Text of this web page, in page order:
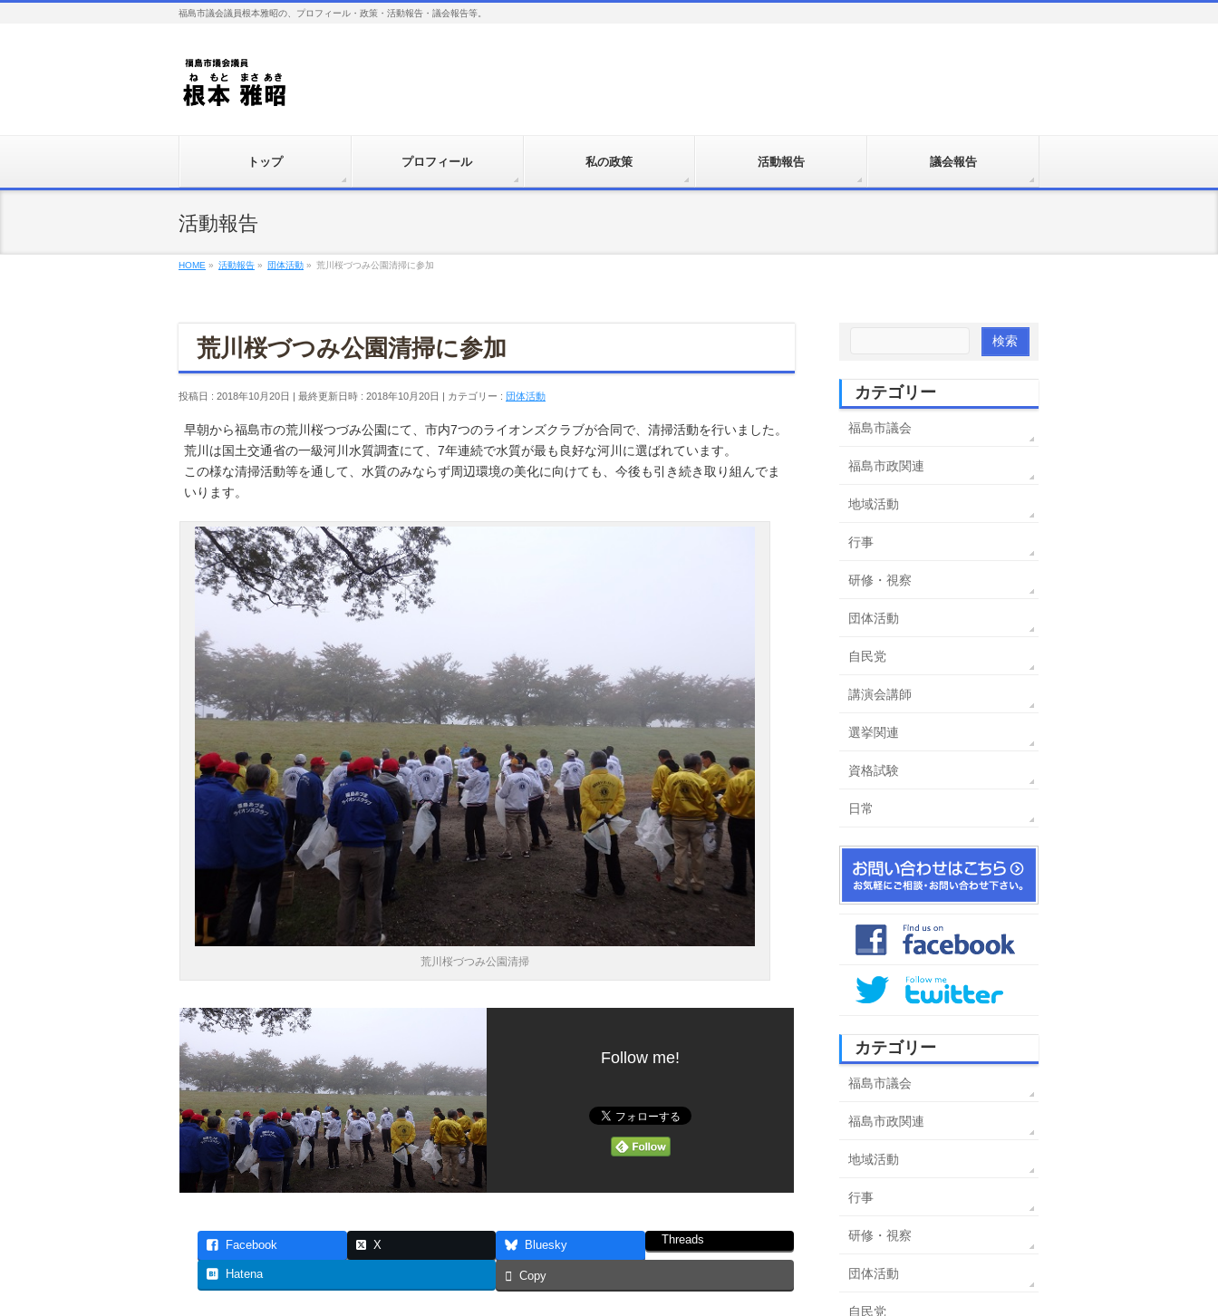
福島市議会議員根本雅昭の、プロフィール・政策・活動報告・議会報告等。
トップ プロフィール 私の政策 活動報告 議会報告
活動報告
HOME » 活動報告 » 団体活動 » 荒川桜づつみ公園清掃に参加
荒川桜づつみ公園清掃に参加
投稿日 : 2018年10月20日 最終更新日時 : 2018年10月20日 カテゴリー : 団体活動
早朝から福島市の荒川桜つづみ公園にて、市内7つのライオンズクラブが合同で、清掃活動を行いました。
荒川は国土交通省の一級河川水質調査にて、7年連続で水質が最も良好な河川に選ばれています。
この様な清掃活動等を通して、水質のみならず周辺環境の美化に向けても、今後も引き続き取り組んでま
いります。
荒川桜づつみ公園清掃
Follow me!
Facebook X Bluesky Threads
Hatena Copy
カテゴリー
福島市議会
福島市政関連
地域活動
行事
研修・視察
団体活動
自民党
講演会講師
選挙関連
資格試験
日常
カテゴリー
福島市議会
福島市政関連
地域活動
行事
研修・視察
団体活動
自民党